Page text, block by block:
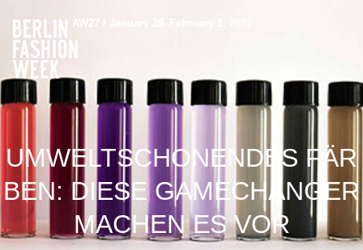
AW27 / January 29–February 1, 2027
UMWELTSCHONENDES FÄR
BEN: DIESE GAMECHANGER
MACHEN ES VOR